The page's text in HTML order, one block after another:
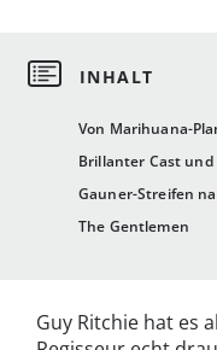
Von Marihuana-
Brillanter Cast und
Gauner-Streifen
The Gentlemen
Guy Ritchie hat es